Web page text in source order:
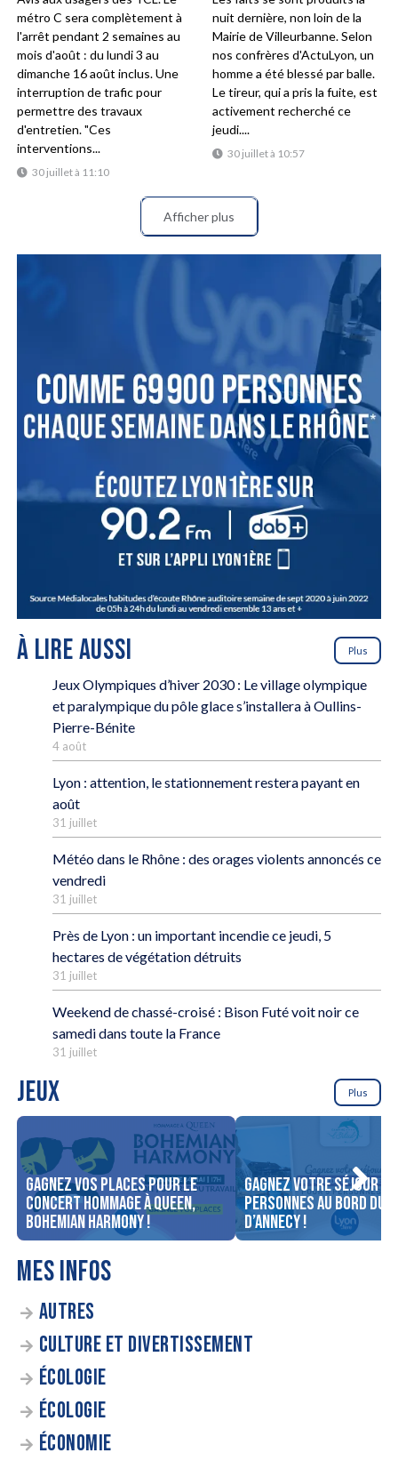
30 juillet à 11:10
métro C sera complètement à
l'arrêt pendant 2 semaines au
mois d'août : du lundi 3 au
dimanche 16 août inclus. Une
interruption de trafic pour
permettre des travaux
d'entretien. "Ces
interventions...
30 juillet à 10:57
nuit dernière, non loin de la
Mairie de Villeurbanne. Selon
nos confrères d'ActuLyon, un
homme a été blessé par balle.
Le tireur, qui a pris la fuite, est
activement recherché ce
jeudi....
Afficher plus
À LIRE AUSSI Plus
Jeux Olympiques d’hiver 2030 : Le village olympique
et paralympique du pôle glace s’installera à Oullins-
Pierre-Bénite
4 août
Lyon : attention, le stationnement restera payant en
août
31 juillet
Météo dans le Rhône : des orages violents annoncés ce
vendredi
31 juillet
Près de Lyon : un important incendie ce jeudi, 5
hectares de végétation détruits
31 juillet
Weekend de chassé-croisé : Bison Futé voit noir ce
samedi dans toute la France
31 juillet
JEUX Plus
Gagnez vos places pour le
concert Hommage à Queen,
Bohemian Harmony !
Gagnez votre séjour
personnes au bord du
d’Annecy !
MES INFOS
AUTRES
CULTURE ET DIVERTISSEMENT
ÉCOLOGIE
ÉCOLOGIE
ÉCONOMIE